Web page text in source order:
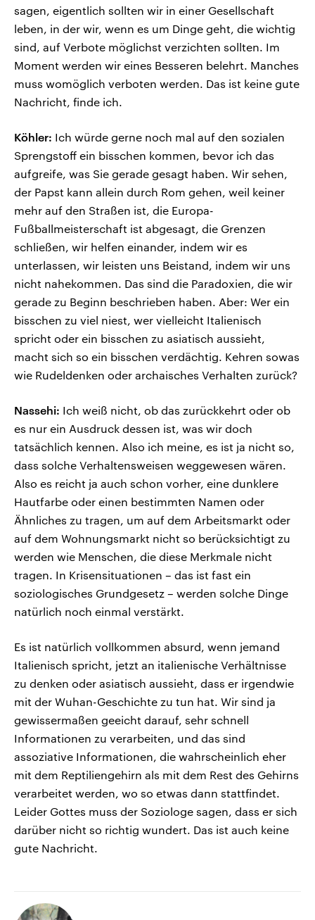
sagen, eigentlich sollten wir in einer Gesellschaft
leben, in der wir, wenn es um Dinge geht, die wichtig
sind, auf Verbote möglichst verzichten sollten. Im
Moment werden wir eines Besseren belehrt. Manches
muss womöglich verboten werden. Das ist keine gute
Nachricht, finde ich.
Köhler: Ich würde gerne noch mal auf den sozialen
Sprengstoff ein bisschen kommen, bevor ich das
aufgreife, was Sie gerade gesagt haben. Wir sehen,
der Papst kann allein durch Rom gehen, weil keiner
mehr auf den Straßen ist, die Europa-
Fußballmeisterschaft ist abgesagt, die Grenzen
schließen, wir helfen einander, indem wir es
unterlassen, wir leisten uns Beistand, indem wir uns
nicht nahekommen. Das sind die Paradoxien, die wir
gerade zu Beginn beschrieben haben. Aber: Wer ein
bisschen zu viel niest, wer vielleicht Italienisch
spricht oder ein bisschen zu asiatisch aussieht,
macht sich so ein bisschen verdächtig. Kehren sowas
wie Rudeldenken oder archaisches Verhalten zurück?
Nassehi: Ich weiß nicht, ob das zurückkehrt oder ob
es nur ein Ausdruck dessen ist, was wir doch
tatsächlich kennen. Also ich meine, es ist ja nicht so,
dass solche Verhaltensweisen weggewesen wären.
Also es reicht ja auch schon vorher, eine dunklere
Hautfarbe oder einen bestimmten Namen oder
Ähnliches zu tragen, um auf dem Arbeitsmarkt oder
auf dem Wohnungsmarkt nicht so berücksichtigt zu
werden wie Menschen, die diese Merkmale nicht
tragen. In Krisensituationen – das ist fast ein
soziologisches Grundgesetz – werden solche Dinge
natürlich noch einmal verstärkt.
Es ist natürlich vollkommen absurd, wenn jemand
Italienisch spricht, jetzt an italienische Verhältnisse
zu denken oder asiatisch aussieht, dass er irgendwie
mit der Wuhan-Geschichte zu tun hat. Wir sind ja
gewissermaßen geeicht darauf, sehr schnell
Informationen zu verarbeiten, und das sind
assoziative Informationen, die wahrscheinlich eher
mit dem Reptiliengehirn als mit dem Rest des Gehirns
verarbeitet werden, wo so etwas dann stattfindet.
Leider Gottes muss der Soziologe sagen, dass er sich
darüber nicht so richtig wundert. Das ist auch keine
gute Nachricht.